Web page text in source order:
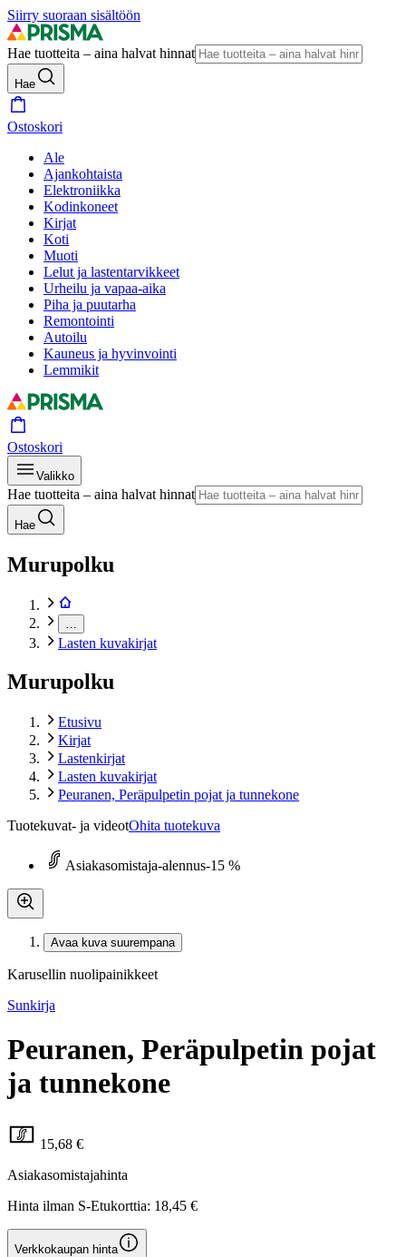
Siirry suoraan sisältöön
Hae tuotteita – aina halvat hinnat
Hae
Ostoskori
Ale
Ajankohtaista
Elektroniikka
Kodinkoneet
Kirjat
Koti
Muoti
Lelut ja lastentarvikkeet
Urheilu ja vapaa-aika
Piha ja puutarha
Remontointi
Autoilu
Kauneus ja hyvinvointi
Lemmikit
Ostoskori
Valikko
Hae tuotteita – aina halvat hinnat
Hae
Murupolku
Lasten kuvakirjat
Murupolku
Etusivu
Kirjat
Lastenkirjat
Lasten kuvakirjat
Peuranen, Peräpulpetin pojat ja tunnekone
Tuotekuvat- ja videotOhita tuotekuva
Asiakasomistaja-alennus-15 %
Avaa kuva suurempana
Karusellin nuolipainikkeet
Sunkirja
Peuranen, Peräpulpetin pojat
ja tunnekone
15,68 €
Asiakasomistajahinta
Hinta ilman S-Etukorttia: 18,45 €
Verkkokaupan hinta